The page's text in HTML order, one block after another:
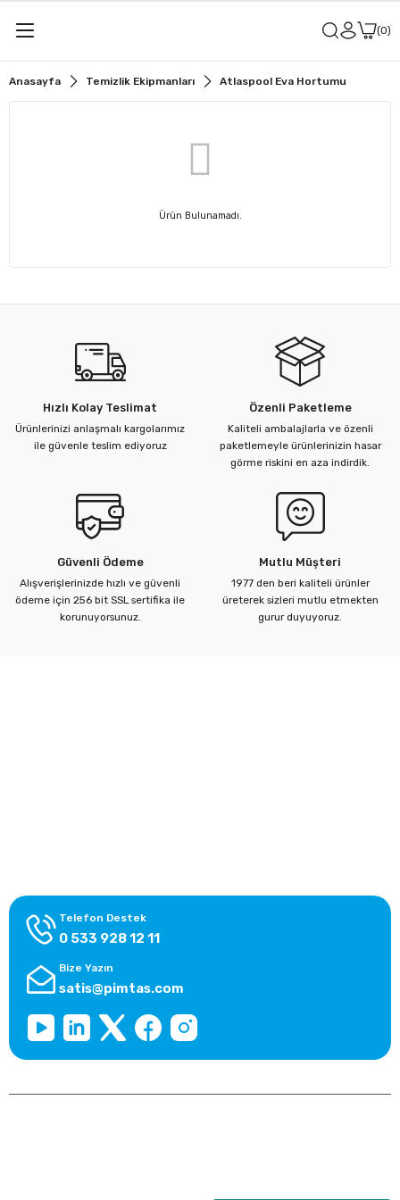
0
Anasayfa Temizlik Ekipmanları Atlaspool Eva Hortumu
Ürün Bulunamadı.
Hızlı Kolay Teslimat
Ürünlerinizi anlaşmalı kargolarımız
ile güvenle teslim ediyoruz
Özenli Paketleme
Kaliteli ambalajlarla ve özenli
paketlemeyle ürünlerinizin hasar
görme riskini en aza indirdik.
Güvenli Ödeme
Alışverişlerinizde hızlı ve güvenli
ödeme için 256 bit SSL sertifika ile
korunuyorsunuz.
Mutlu Müşteri
1977 den beri kaliteli ürünler
üreterek sizleri mutlu etmekten
gurur duyuyoruz.
Telefon Destek
0 533 928 12 11
Bize Yazın
satis@pimtas.com